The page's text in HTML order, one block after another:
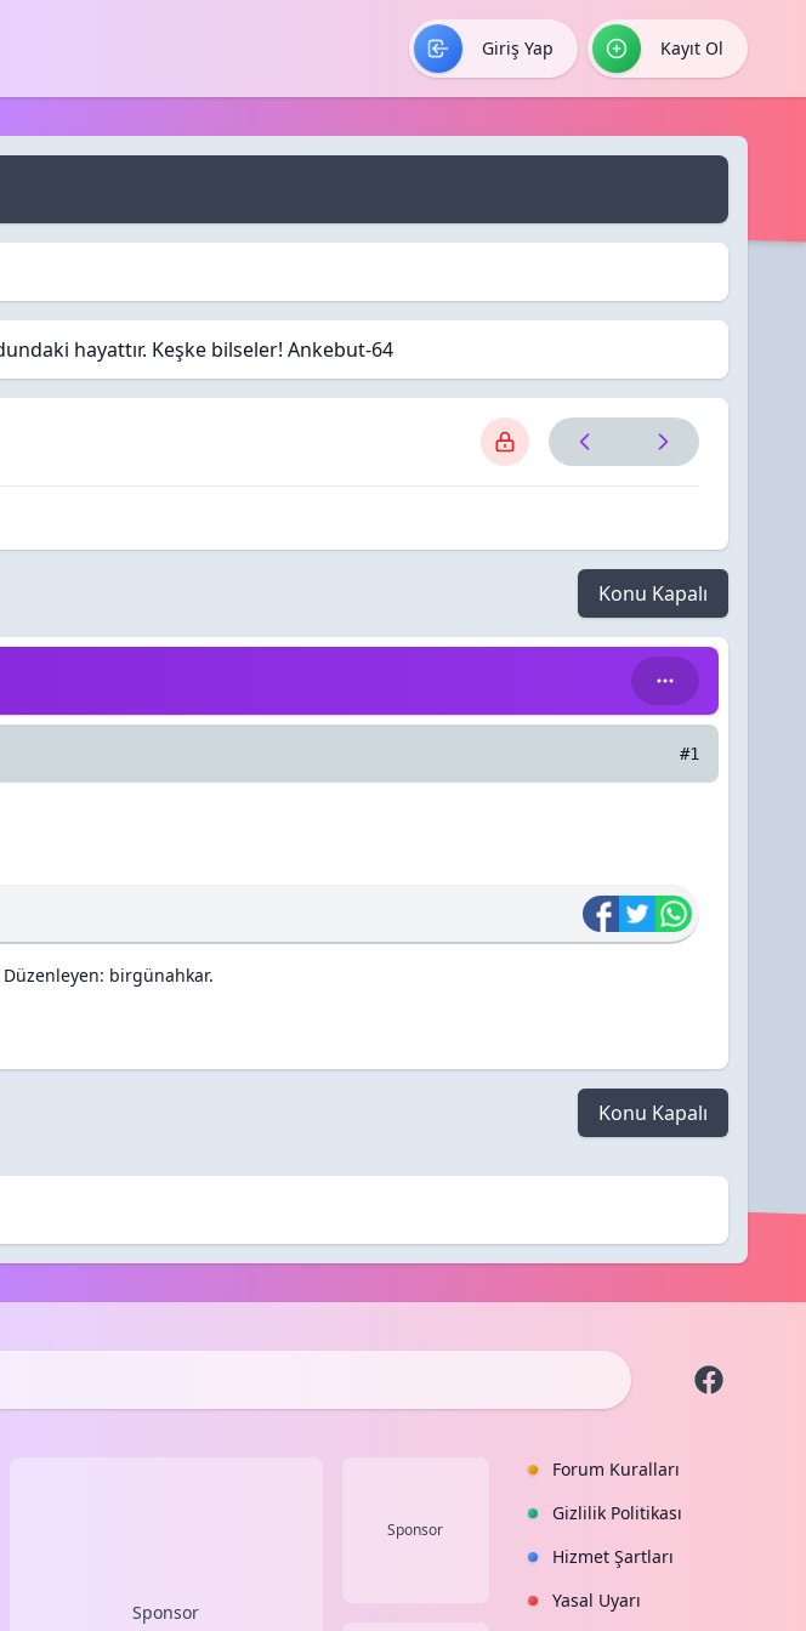
Giriş Yap Kayıt Ol
hayattır. Keşke bilseler! Ankebut-64
Konu Kapalı
#1
birgünahkar.
Konu Kapalı
Sponsor
Sponsor
Forum Kuralları
Gizlilik Politikası
Hizmet Şartları
Yasal Uyarı